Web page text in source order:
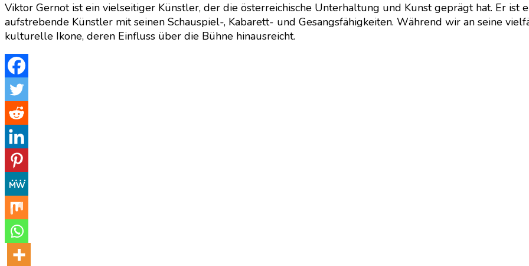
Viktor Gernot ist ein vielseitiger Künstler, der die österreichische Unterhaltung und Kunst geprägt hat. Er ist
aufstrebende Künstler mit seinen Schauspiel-, Kabarett- und Gesangsfähigkeiten. Während wir an seine
kulturelle Ikone, deren Einfluss über die Bühne hinausreicht.